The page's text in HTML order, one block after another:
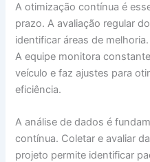
A otimização contínua é
prazo. A avaliação regular
identificar áreas de
A equipe monitora
veículo e faz ajustes para
eficiência.
A análise de dados é
contínua. Coletar e avaliar
projeto permite identificar